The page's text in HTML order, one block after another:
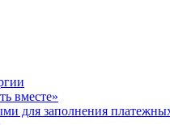
вместе»
для заполнения